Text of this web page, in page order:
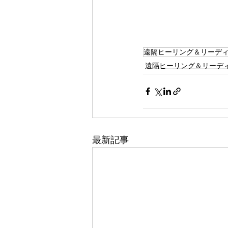
遠隔ヒーリング＆リーデ
遠隔ヒーリング＆リーデ
最新記事